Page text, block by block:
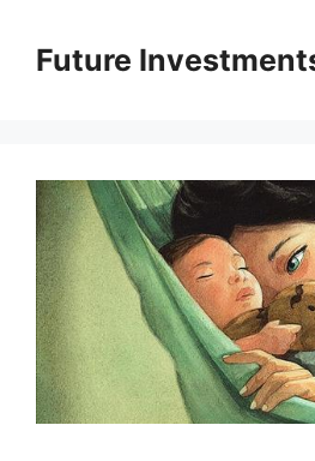
вмістуFuture